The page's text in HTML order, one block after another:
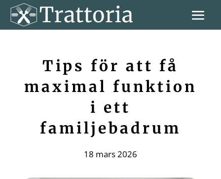
Tips för att få
maximal funktion
i ett
familjebadrum
18 mars 2026